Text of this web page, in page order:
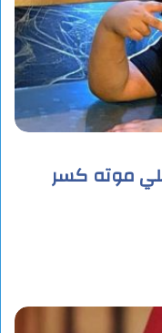
موته كسر